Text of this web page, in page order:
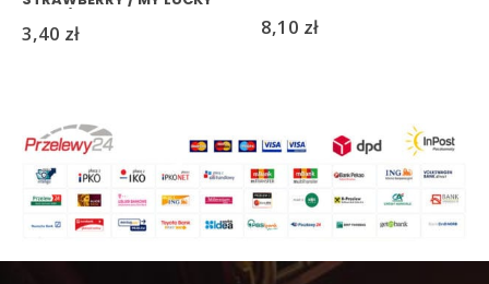
STAR / A KING OF THE
OCEAN / A BIG SWEET
HEART
3,40 zł 8,10 zł